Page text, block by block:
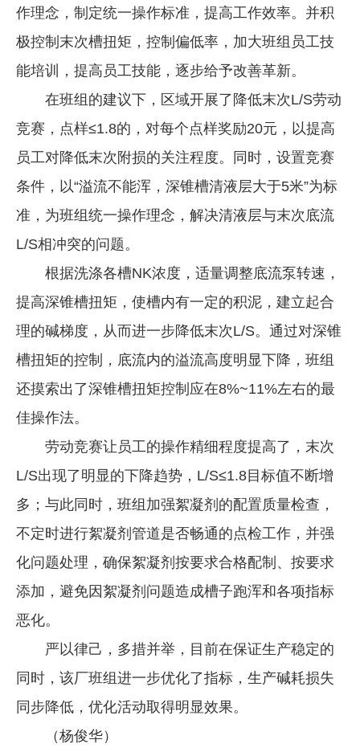
作理念，制定统一操作标准，提高工作效率。并积
极控制末次槽扭矩，控制偏低率，加大班组员工技
能培训，提高员工技能，逐步给予改善革新。
在班组的建议下，区域开展了降低末次L/S劳动
竞赛，点样≤1.8的，对每个点样奖励20元，以提高
员工对降低末次附损的关注程度。同时，设置竞赛
条件，以“溢流不能浑，深锥槽清液层大于5米”为标
准，为班组统一操作理念，解决清液层与末次底流
L/S相冲突的问题。
根据洗涤各槽NK浓度，适量调整底流泵转速，
提高深锥槽扭矩，使槽内有一定的积泥，建立起合
理的碱梯度，从而进一步降低末次L/S。通过对深锥
槽扭矩的控制，底流内的溢流高度明显下降，班组
还摸索出了深锥槽扭矩控制应在8%~11%左右的最
佳操作法。
劳动竞赛让员工的操作精细程度提高了，末次
L/S出现了明显的下降趋势，L/S≤1.8目标值不断增
多；与此同时，班组加强絮凝剂的配置质量检查，
不定时进行絮凝剂管道是否畅通的点检工作，并强
化问题处理，确保絮凝剂按要求合格配制、按要求
添加，避免因絮凝剂问题造成槽子跑浑和各项指标
恶化。
严以律己，多措并举，目前在保证生产稳定的
同时，该厂班组进一步优化了指标，生产碱耗损失
同步降低，优化活动取得明显效果。
（杨俊华）